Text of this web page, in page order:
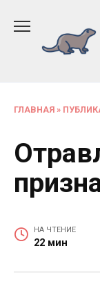
содержанию
ГЛАВНАЯ »
НА ЧТЕНИЕ
22 мин